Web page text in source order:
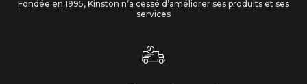
Fondée en 1995, Kinston n’a cessé d’améliorer ses produits et ses
services